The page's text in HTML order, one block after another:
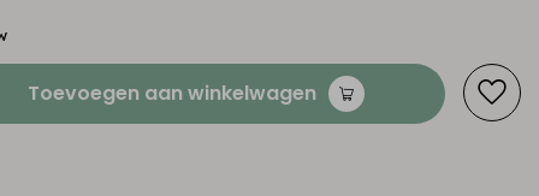
Toevoegen aan winkelwagen